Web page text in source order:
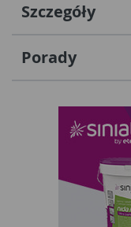
Szczegóły
Porady